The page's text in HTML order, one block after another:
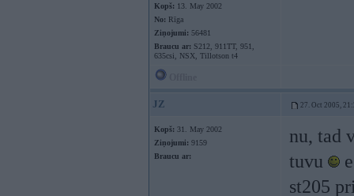
Kopš: 13. May 2002
No: Rīga
Ziņojumi: 56481
Braucu ar: S212, 911TT, 951,
635csi, NSX, Tillotson t4
JZ 27. Oct 2005,
Kopš: 31. May 2002
Ziņojumi: 9159
Braucu ar:
nu, tad
tuvu
st205